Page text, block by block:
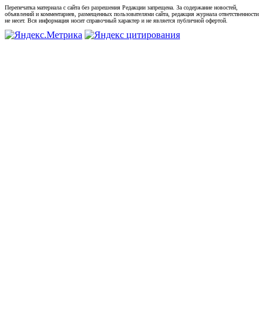
Перепечатка материала с сайта без разрешения Редакции запрещена. За содержание новостей,
объявлений и комментариев, размещенных пользователями сайта, редакция журнала ответственности
не несет. Вся информация носит справочный характер и не является публичной офертой.